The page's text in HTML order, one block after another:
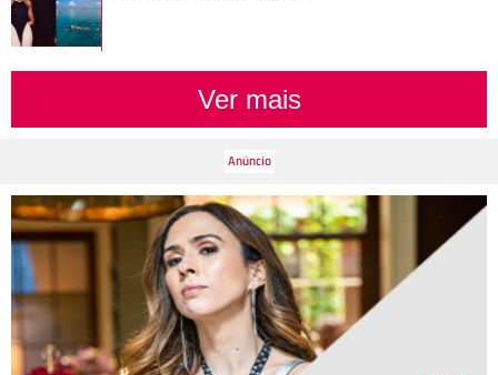
Ver mais